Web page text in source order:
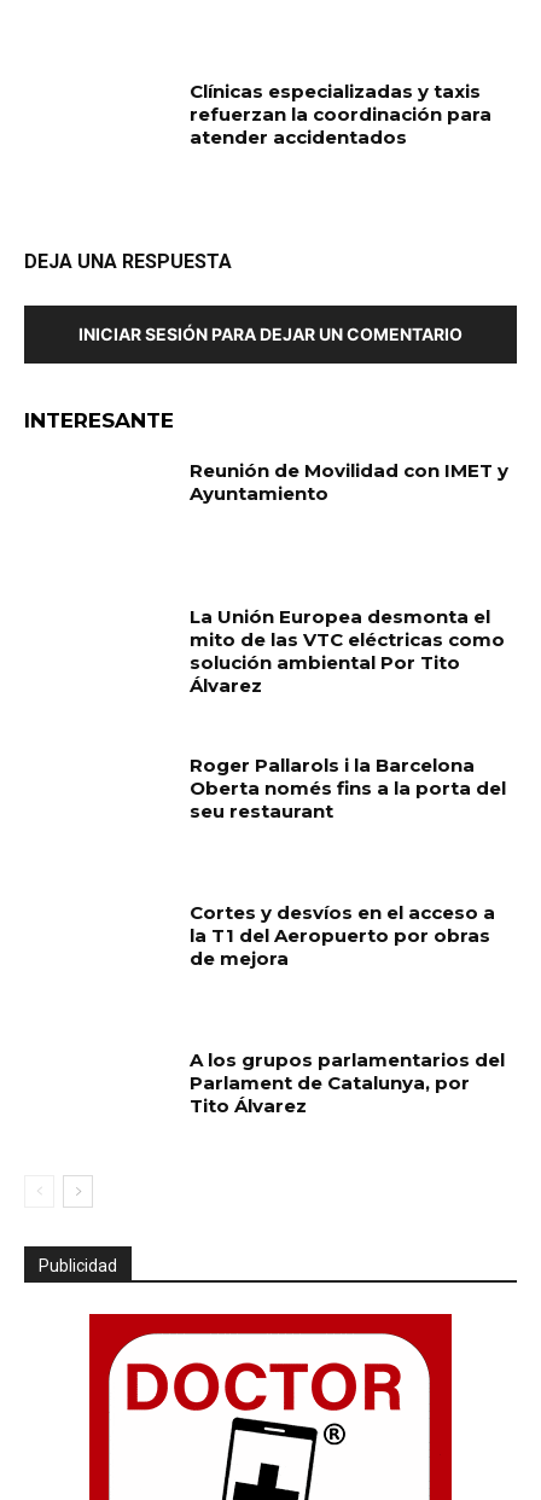
Clínicas especializadas y taxis
refuerzan la coordinación para
atender accidentados
DEJA UNA RESPUESTA
INICIAR SESIÓN PARA DEJAR UN COMENTARIO
INTERESANTE
Reunión de Movilidad con IMET y
Ayuntamiento
La Unión Europea desmonta el
mito de las VTC eléctricas como
solución ambiental Por Tito
Álvarez
Roger Pallarols i la Barcelona
Oberta només fins a la porta del
seu restaurant
Cortes y desvíos en el acceso a
la T1 del Aeropuerto por obras
de mejora
A los grupos parlamentarios del
Parlament de Catalunya, por
Tito Álvarez
Publicidad